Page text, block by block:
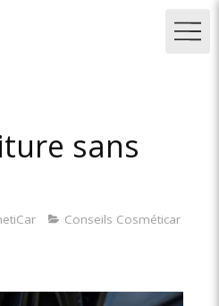
sans
Conseils Cosméticar